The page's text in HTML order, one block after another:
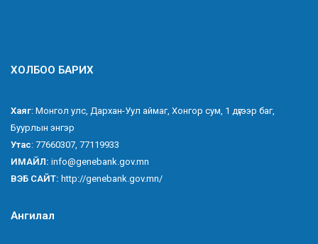
ХОЛБОО БАРИХ
Хаяг: Монгол улс, Дархан-Уул аймаг, Хонгор сум, 1 дүгээр баг,
Буурлын энгэр
Утас: 77660307, 77119933
ИМАЙЛ: info@genebank.gov.mn
ВЭБ САЙТ: http://genebank.gov.mn/
Ангилал